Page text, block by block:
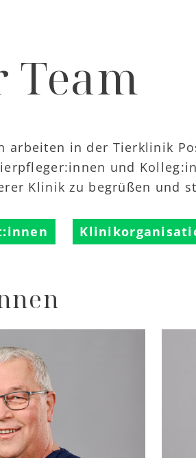
Team
arbeiten in der Tierklinik
und
Klinik zu begrüßen und